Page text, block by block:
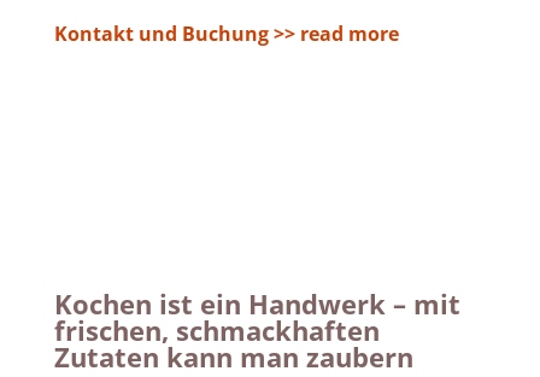
Kontakt und Buchung >> read more
Kochen ist ein Handwerk – mit
frischen, schmackhaften
Zutaten kann man zaubern